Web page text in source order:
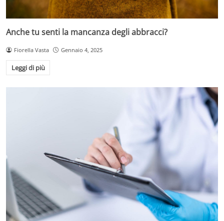
Anche tu senti la mancanza degli abbracci?
Fiorella Vasta Gennaio 4, 2025
Leggi di più